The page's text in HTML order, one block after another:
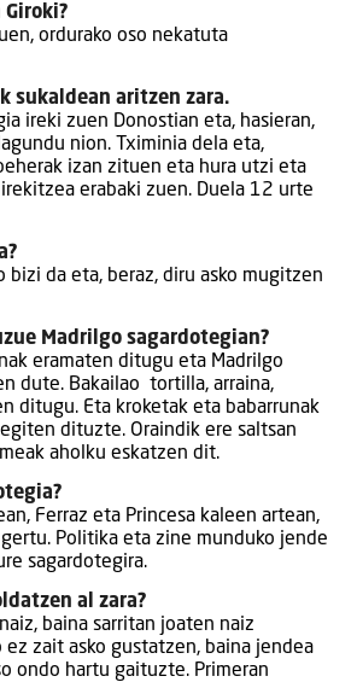
ordurako oso nekatuta
sukaldean aritzen zara.
ireki zuen Donostian eta, hasieran,
nion. Tximinia dela eta,
izan zituen eta hura utzi eta
erabaki zuen. Duela 12 urte
bizi da eta, beraz, diru asko mugitzen
Madrilgo sagardotegian?
eramaten ditugu eta Madrilgo
dute. Bakailao tortilla, arraina,
ditugu. Eta kroketak eta babarrunak
dituzte. Oraindik ere saltsan
aholku eskatzen dit.
Ferraz eta Princesa kaleen artean,
gertu. Politika eta zine munduko jende
sagardotegira.
al zara?
baina sarritan joaten naiz
ez zait asko gustatzen, baina jendea
ondo hartu gaituzte. Primeran